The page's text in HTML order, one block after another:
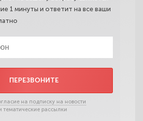
1 минуты и ответит на все ваши
ПЕРЕЗВОНИТЕ
на подписку на новости
тематические рассылки